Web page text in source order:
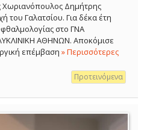
Χωριανόπουλος Δημήτρης
του Γαλατσίου. Για δέκα έτη
στο ΓΝΑ
ΑΘΗΝΩΝ. Αποκόμισε
επέμβαση » Περισσότερες
Προτεινόμενα